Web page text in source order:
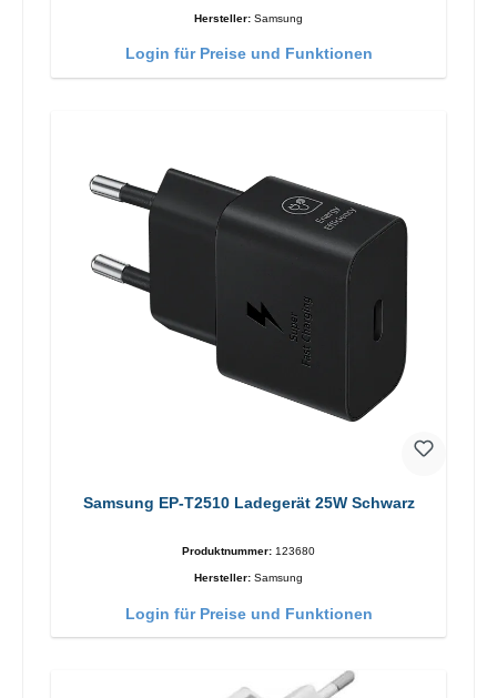
Hersteller: Samsung
Login für Preise und Funktionen
Samsung EP-T2510 Ladegerät 25W Schwarz
Produktnummer: 123680
Hersteller: Samsung
Login für Preise und Funktionen